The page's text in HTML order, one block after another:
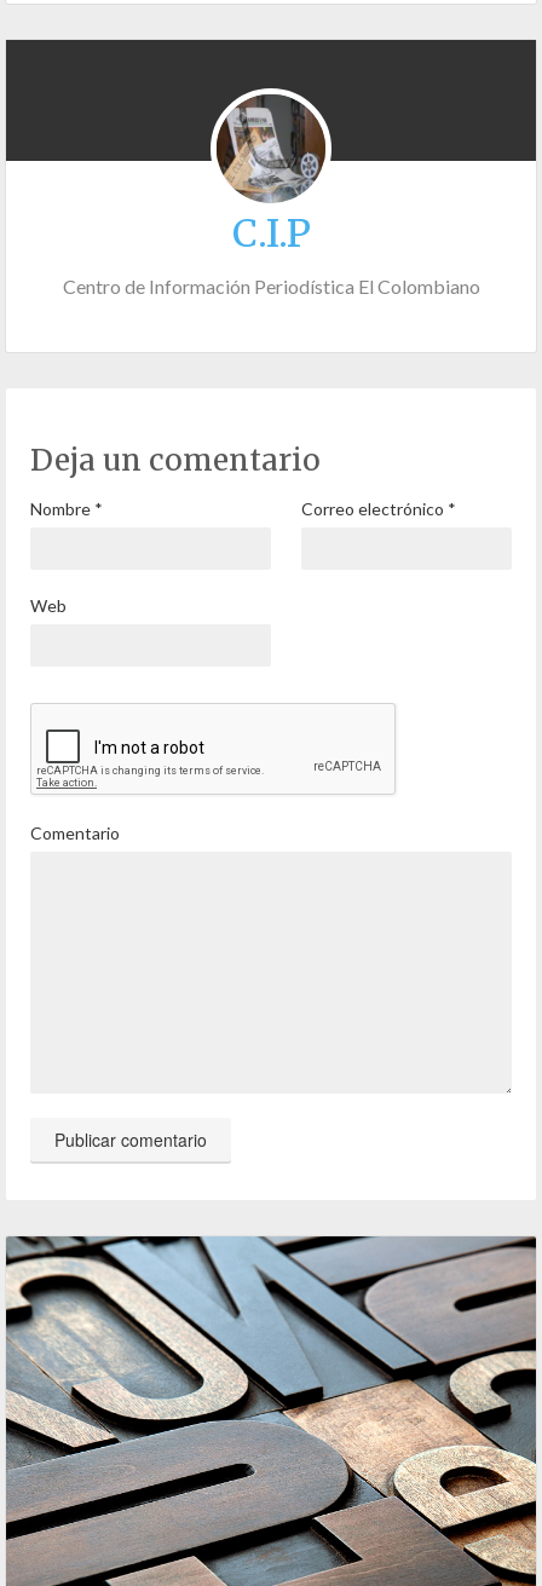
C.I.P
Centro de Información Periodística El Colombiano
Deja un comentario
Nombre * Correo electrónico *
Web
Comentario